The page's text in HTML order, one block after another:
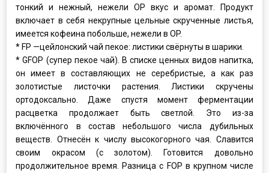
тонкий и нежный, нежели ОР вкус и аромат. Продукт
включает в себя некрупные цельные скрученные листья,
имеется кофеина побольше, нежели в ОP.
* FP —цейлонский чай пекое: листики свёрнуты в шарики.
* GFOP (супер пекое чай). В списке ценных видов напитка,
он имеет в составляющих не серебристые, а как раз
золотистые листочки растения. Листики скручены
ортодоксально. Даже спустя момент ферментации
расцветка продолжает быть светлой. Это из-за
включённого в состав небольшого числа дубильных
веществ. Отнесён к числу высокогорного чая. Славится
своим окрасом (с золотом). Готовится довольно
продолжительное время. Разница с FOP в крупном числе